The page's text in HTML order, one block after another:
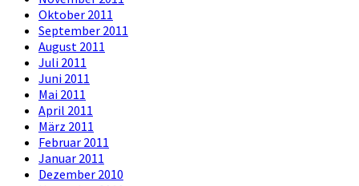
Oktober 2011
September 2011
August 2011
Juli 2011
Juni 2011
Mai 2011
April 2011
März 2011
Februar 2011
Januar 2011
Dezember 2010